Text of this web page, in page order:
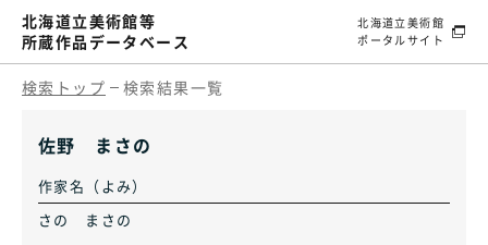
北海道立美術館等
所蔵作品データベース
北海道立美術館
ポータルサイト
検索トップ 検索結果一覧
佐野 まさの
作家名（よみ）
さの まさの